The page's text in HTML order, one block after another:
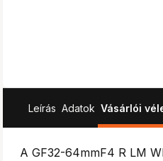
Leírás Adatok Vásárlói
A GF32-64mmF4 R LM